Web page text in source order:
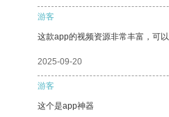
游客
这款app的视频资源非常丰富，可
2025-09-20
游客
这个是app神器